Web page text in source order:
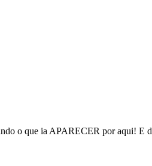
o que ia APARECER por aqui! E